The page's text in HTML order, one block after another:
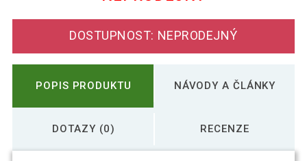
DOSTUPNOST: NEPRODEJNÝ
POPIS PRODUKTU NÁVODY A ČLÁNKY
DOTAZY (0) RECENZE